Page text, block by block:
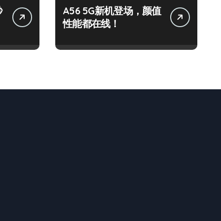
A56 5G新机登场，颜值
性能都在线！